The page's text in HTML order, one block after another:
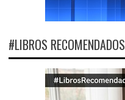
#LIBROS RECOMENDADOS